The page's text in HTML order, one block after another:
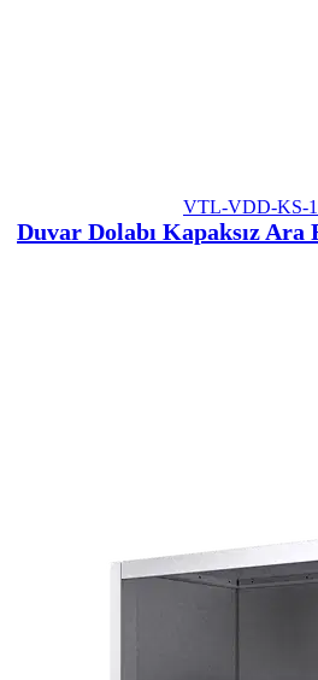
VTL-VDD-KS-
Duvar Dolabı Kapaksız Ara